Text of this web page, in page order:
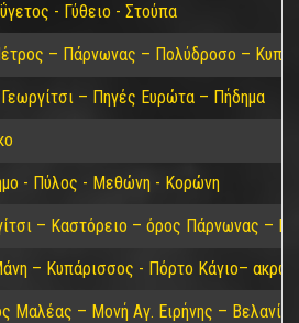
- Γύθειο - Στούπα
– Πάρνωνας – Πολύδροσο –
– Πηγές Ευρώτα – Πήδημα
- Πύλος - Μεθώνη - Κορώνη
– Καστόρειο – όρος Πάρνωνας –
– Κυπάρισσος - Πόρτο Κάγιο–
Μαλέας – Μονή Αγ. Ειρήνης –